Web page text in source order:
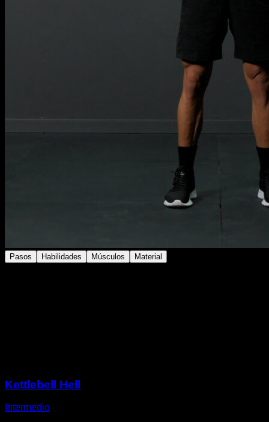
Pasos Habilidades Músculos Material
Kettlebell Hell
Intermedio